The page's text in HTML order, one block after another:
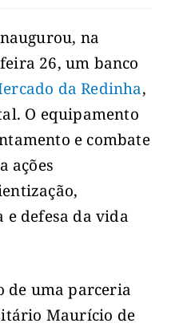
na
26, um banco
da Redinha,
O equipamento
e combate
ações
e defesa da vida
de uma parceria
Maurício de